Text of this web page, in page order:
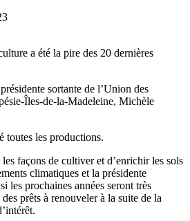
a été la pire des 20 dernières
sortante de l’Union des
Îles-de-la-Madeleine, Michèle
toutes les productions.
façons de cultiver et d’enrichir les sols
climatiques et la présidente
les prochaines années seront très
prêts à renouveler à la suite de la